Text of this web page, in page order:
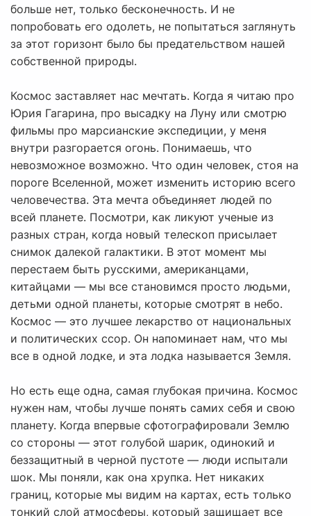
больше нет, только бесконечность. И не
попробовать его одолеть, не попытаться заглянуть
за этот горизонт было бы предательством нашей
собственной природы.
Космос заставляет нас мечтать. Когда я читаю про
Юрия Гагарина, про высадку на Луну или смотрю
фильмы про марсианские экспедиции, у меня
внутри разгорается огонь. Понимаешь, что
невозможное возможно. Что один человек, стоя на
пороге Вселенной, может изменить историю всего
человечества. Эта мечта объединяет людей по
всей планете. Посмотри, как ликуют ученые из
разных стран, когда новый телескоп присылает
снимок далекой галактики. В этот момент мы
перестаем быть русскими, американцами,
китайцами — мы все становимся просто людьми,
детьми одной планеты, которые смотрят в небо.
Космос — это лучшее лекарство от национальных
и политических ссор. Он напоминает нам, что мы
все в одной лодке, и эта лодка называется Земля.
Но есть еще одна, самая глубокая причина. Космос
нужен нам, чтобы лучше понять самих себя и свою
планету. Когда впервые сфотографировали Землю
со стороны — этот голубой шарик, одинокий и
беззащитный в черной пустоте — люди испытали
шок. Мы поняли, как она хрупка. Нет никаких
границ, которые мы видим на картах, есть только
тонкий слой атмосферы, который защищает все